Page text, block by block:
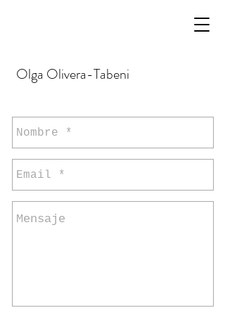
Olga Olivera-Tabeni